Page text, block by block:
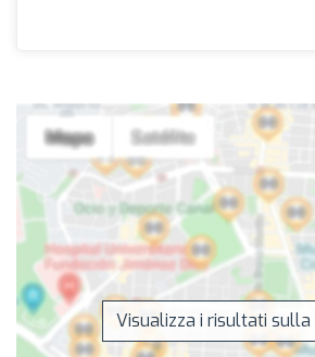
Visualizza i risultati sulla